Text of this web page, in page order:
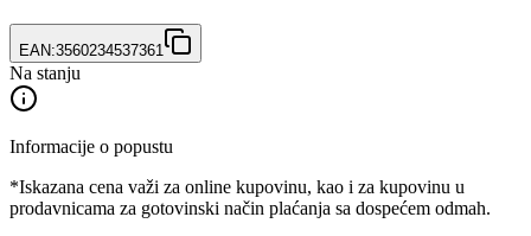
EAN:3560234537361
Na stanju
Informacije o popustu
*Iskazana cena važi za online kupovinu, kao i za kupovinu u
prodavnicama za gotovinski način plaćanja sa dospećem odmah.